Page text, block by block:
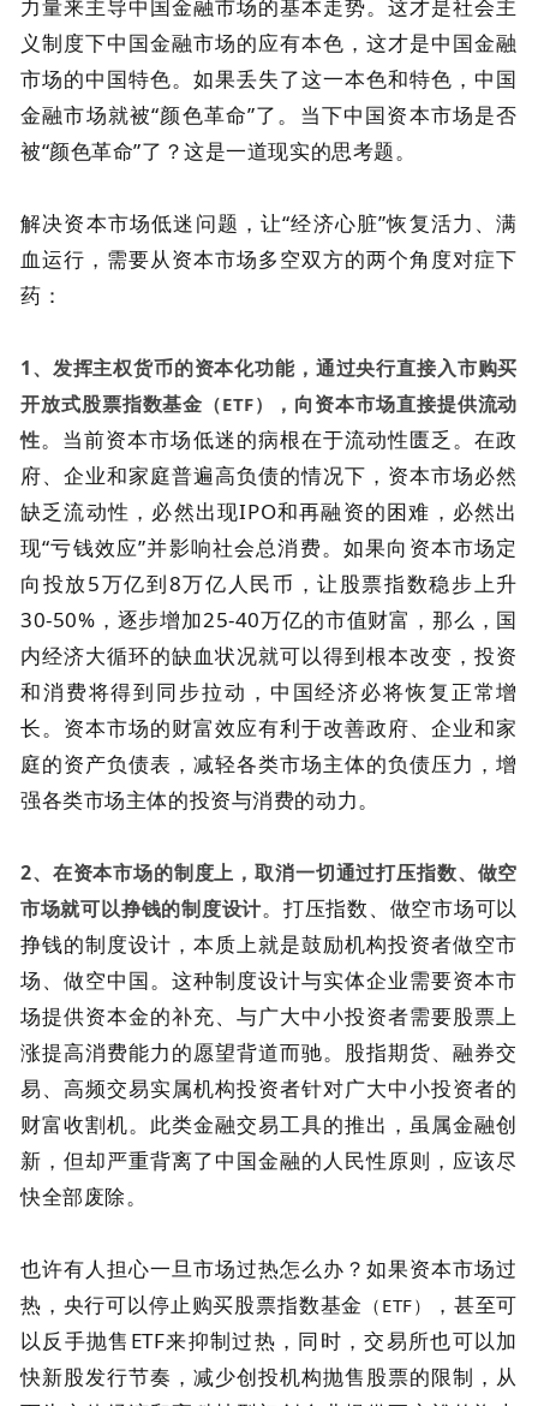
力量来主导中国金融市场的基本走势。这才是社会主
义制度下中国金融市场的应有本色，这才是中国金融
市场的中国特色。如果丢失了这一本色和特色，中国
金融市场就被“颜色革命”了。当下中国资本市场是否
被“颜色革命”了？这是一道现实的思考题。
解决资本市场低迷问题，让“经济心脏”恢复活力、满
血运行，需要从资本市场多空双方的两个角度对症下
药：
1、发挥主权货币的资本化功能，通过央行直接入市购买
开放式股票指数基金 （ETF）
，向资本市场直接提供流动
性。当前资本市场低迷的病根在于流动性匮乏。在政
府、企业和家庭普遍高负债的情况下，资本市场必然
缺乏流动性，必然出现IPO和再融资的困难，必然出
现“亏钱效应”并影响社会总消费。如果向资本市场定
向投放5万亿到8万亿人民币，让股票指数稳步上升
30-50%，逐步增加25-40万亿的市值财富，那么，国
内经济大循环的缺血状况就可以得到根本改变，投资
和消费将得到同步拉动，中国经济必将恢复正常增
长。资本市场的财富效应有利于改善政府、企业和家
庭的资产负债表，减轻各类市场主体的负债压力，增
强各类市场主体的投资与消费的动力。
2、在资本市场的制度上，取消一切通过打压指数、做空
市场就可以挣钱的制度设计。打压指数、做空市场可以
挣钱的制度设计，本质上就是鼓励机构投资者做空市
场、做空中国。这种制度设计与实体企业需要资本市
场提供资本金的补充、与广大中小投资者需要股票上
涨提高消费能力的愿望背道而驰。股指期货、融券交
易、高频交易实属机构投资者针对广大中小投资者的
财富收割机。此类金融交易工具的推出，虽属金融创
新，但却严重背离了中国金融的人民性原则，应该尽
快全部废除。
也许有人担心一旦市场过热怎么办？如果资本市场过
热，央行可以停止购买股票指数基金 （ETF）
，甚至可
以反手抛售ETF来抑制过热，同时，交易所也可以加
快新股发行节奏，减少创投机构抛售股票的限制，从